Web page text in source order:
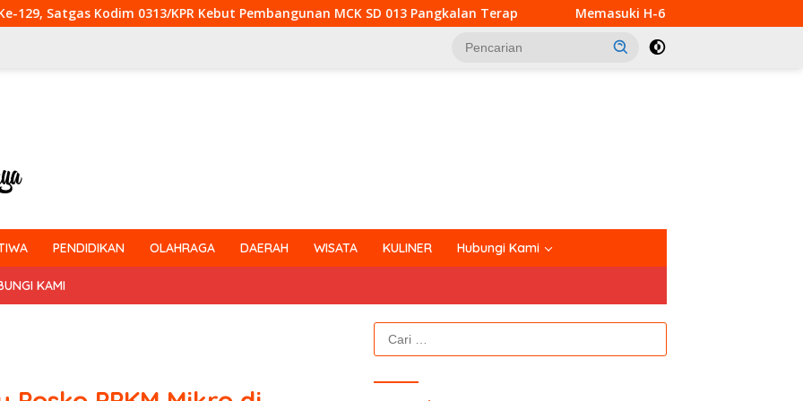
KPR Kebut Pembangunan MCK SD 013 Pangkalan Terap Memasuki H-6 TMMD Ke-129 Kodim 0313/KPR,
PENDIDIKAN OLAHRAGA DAERAH WISATA KULINER Hubungi Kami
KAMI
Cari
untuk: